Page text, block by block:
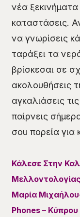
νέα
καταστάσεις.
να γνωρίσεις
ταράξει τα
βρίσκεσαι σε
ακολουθήσεις
αγκαλιάσεις
παίρνεις
σου πορεία για
Κάλεσε Στην
Μαρία
Phones – Κύπρου